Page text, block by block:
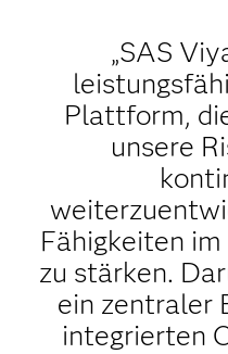
„SAS
Plattform,
unsere
Fähigkeiten
zu stärken.
ein zentraler
integrierten